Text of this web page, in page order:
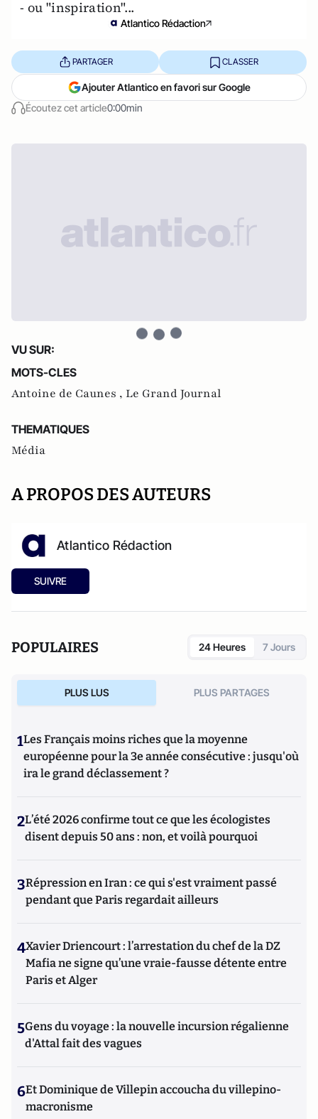
- ou "inspiration"...
Atlantico Rédaction
Écoutez cet article0:00min
PARTAGER CLASSER
Ajouter Atlantico en favori sur Google
VU SUR:
MOTS-CLES
Antoine de Caunes , Le Grand Journal
THEMATIQUES
Média
A PROPOS DES AUTEURS
Atlantico Rédaction
SUIVRE
POPULAIRES 24 Heures 7 Jours
PLUS LUS PLUS PARTAGES
1Les Français moins riches que la moyenne
européenne pour la 3e année consécutive : jusqu'où
ira le grand déclassement ?
2L’été 2026 confirme tout ce que les écologistes
disent depuis 50 ans : non, et voilà pourquoi
3Répression en Iran : ce qui s'est vraiment passé
pendant que Paris regardait ailleurs
4Xavier Driencourt : l’arrestation du chef de la DZ
Mafia ne signe qu’une vraie-fausse détente entre
Paris et Alger
5Gens du voyage : la nouvelle incursion régalienne
d'Attal fait des vagues
6Et Dominique de Villepin accoucha du villepino-
macronisme